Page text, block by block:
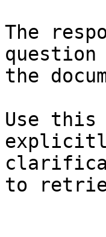
The
question
the
Use this